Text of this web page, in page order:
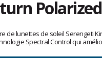
de lunettes de soleil Serengeti
Spectral Control qui